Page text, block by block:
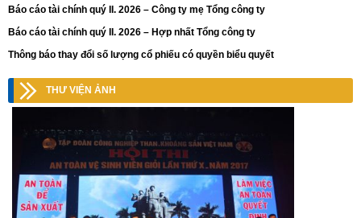
Báo cáo tài chính quý II. 2026 – Công ty mẹ Tổng công ty
Báo cáo tài chính quý II. 2026 – Hợp nhất Tổng công ty
Thông báo thay đổi số lượng cổ phiếu có quyền biểu quyết
THƯ VIỆN ẢNH